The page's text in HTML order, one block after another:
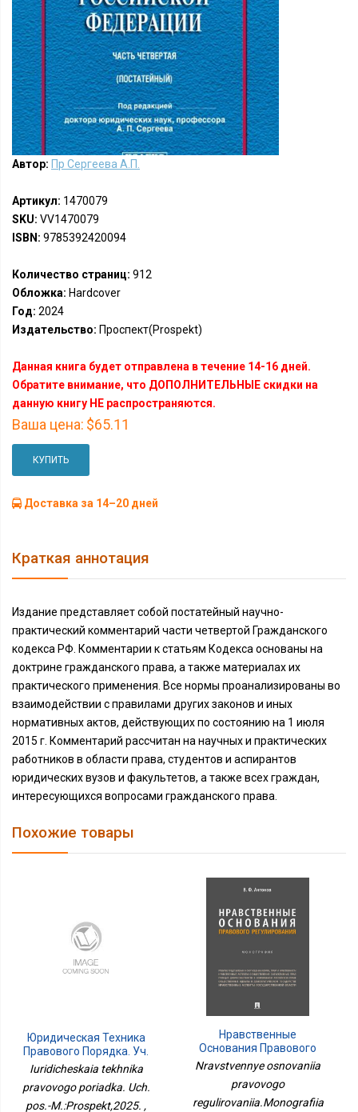
Автор: Пр Сергеева А.П.
Артикул: 1470079
SKU: VV1470079
ISBN: 9785392420094
Количество страниц: 912
Обложка: Hardcover
Год: 2024
Издательство: Проспект(Prospekt)
Данная книга будет отправлена в течение 14-16 дней.
Обратите внимание, что ДОПОЛНИТЕЛЬНЫЕ скидки на
данную книгу НЕ распространяются.
Ваша цена: $65.11
КУПИТЬ
Доставка за 14–20 дней
Краткая аннотация
Издание представляет собой постатейный научно-
практический комментарий части четвертой Гражданского
кодекса РФ. Комментарии к статьям Кодекса основаны на
доктрине гражданского права, а также материалах их
практического применения. Все нормы проанализированы во
взаимодействии с правилами других законов и иных
нормативных актов, действующих по состоянию на 1 июля
2015 г. Комментарий рассчитан на научных и практических
работников в области права, студентов и аспирантов
юридических вузов и факультетов, а также всех граждан,
интересующихся вопросами гражданского права.
Похожие товары
Юридическая Техника
Правового Порядка. Уч.
Пос.-М.:Проспект,2025.
Iuridicheskaia tekhnika
pravovogo poriadka. Uch.
pos.-M.:Prospekt,2025. ,
Нравственные
Основания Правового
Регулирования.Монография
Nravstvennye osnovaniia
pravovogo
regulirovaniia.Monografiia